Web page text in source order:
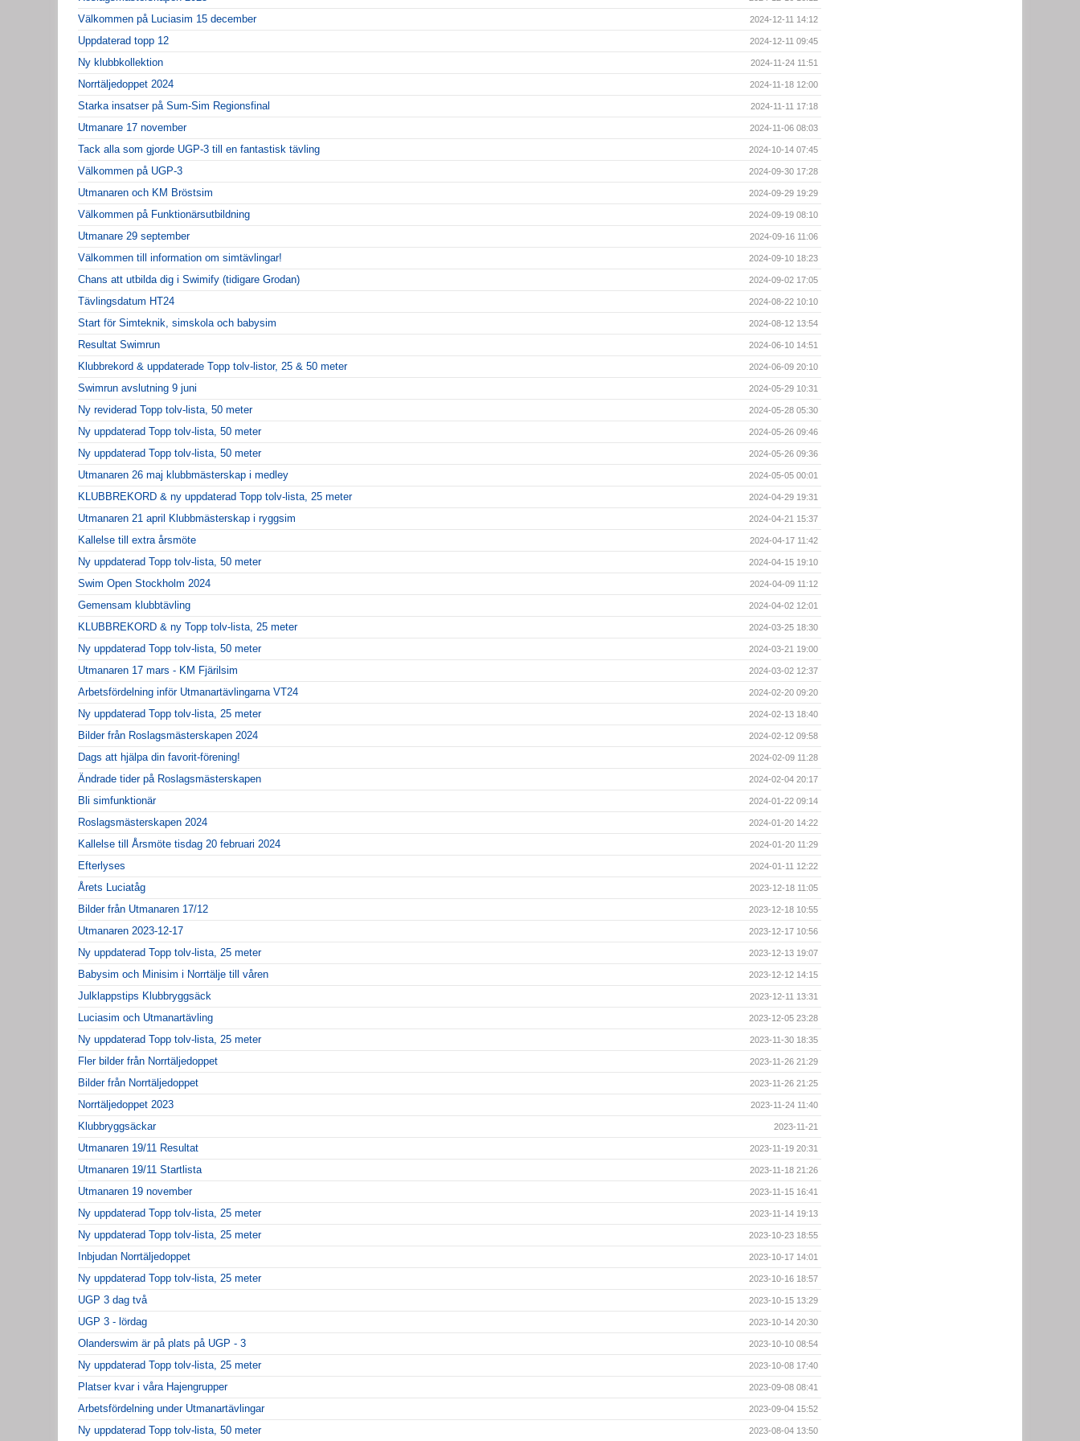
Välkommen på Luciasim 15 december 2024-12-11 14:12
Uppdaterad topp 12 2024-12-11 09:45
Ny klubbkollektion 2024-11-24 11:51
Norrtäljedoppet 2024 2024-11-18 12:00
Starka insatser på Sum-Sim Regionsfinal 2024-11-11 17:18
Utmanare 17 november 2024-11-06 08:03
Tack alla som gjorde UGP-3 till en fantastisk tävling 2024-10-14 07:45
Välkommen på UGP-3 2024-09-30 17:28
Utmanaren och KM Bröstsim 2024-09-29 19:29
Välkommen på Funktionärsutbildning 2024-09-19 08:10
Utmanare 29 september 2024-09-16 11:06
Välkommen till information om simtävlingar! 2024-09-10 18:23
Chans att utbilda dig i Swimify (tidigare Grodan) 2024-09-02 17:05
Tävlingsdatum HT24 2024-08-22 10:10
Start för Simteknik, simskola och babysim 2024-08-12 13:54
Resultat Swimrun 2024-06-10 14:51
Klubbrekord & uppdaterade Topp tolv-listor, 25 & 50 meter 2024-06-09 20:10
Swimrun avslutning 9 juni 2024-05-29 10:31
Ny reviderad Topp tolv-lista, 50 meter 2024-05-28 05:30
Ny uppdaterad Topp tolv-lista, 50 meter 2024-05-26 09:46
Ny uppdaterad Topp tolv-lista, 50 meter 2024-05-26 09:36
Utmanaren 26 maj klubbmästerskap i medley 2024-05-05 00:01
KLUBBREKORD & ny uppdaterad Topp tolv-lista, 25 meter 2024-04-29 19:31
Utmanaren 21 april Klubbmästerskap i ryggsim 2024-04-21 15:37
Kallelse till extra årsmöte 2024-04-17 11:42
Ny uppdaterad Topp tolv-lista, 50 meter 2024-04-15 19:10
Swim Open Stockholm 2024 2024-04-09 11:12
Gemensam klubbtävling 2024-04-02 12:01
KLUBBREKORD & ny Topp tolv-lista, 25 meter 2024-03-25 18:30
Ny uppdaterad Topp tolv-lista, 50 meter 2024-03-21 19:00
Utmanaren 17 mars - KM Fjärilsim 2024-03-02 12:37
Arbetsfördelning inför Utmanartävlingarna VT24 2024-02-20 09:20
Ny uppdaterad Topp tolv-lista, 25 meter 2024-02-13 18:40
Bilder från Roslagsmästerskapen 2024 2024-02-12 09:58
Dags att hjälpa din favorit-förening! 2024-02-09 11:28
Ändrade tider på Roslagsmästerskapen 2024-02-04 20:17
Bli simfunktionär 2024-01-22 09:14
Roslagsmästerskapen 2024 2024-01-20 14:22
Kallelse till Årsmöte tisdag 20 februari 2024 2024-01-20 11:29
Efterlyses 2024-01-11 12:22
Årets Luciatåg 2023-12-18 11:05
Bilder från Utmanaren 17/12 2023-12-18 10:55
Utmanaren 2023-12-17 2023-12-17 10:56
Ny uppdaterad Topp tolv-lista, 25 meter 2023-12-13 19:07
Babysim och Minisim i Norrtälje till våren 2023-12-12 14:15
Julklappstips Klubbryggsäck 2023-12-11 13:31
Luciasim och Utmanartävling 2023-12-05 23:28
Ny uppdaterad Topp tolv-lista, 25 meter 2023-11-30 18:35
Fler bilder från Norrtäljedoppet 2023-11-26 21:29
Bilder från Norrtäljedoppet 2023-11-26 21:25
Norrtäljedoppet 2023 2023-11-24 11:40
Klubbryggsäckar 2023-11-21
Utmanaren 19/11 Resultat 2023-11-19 20:31
Utmanaren 19/11 Startlista 2023-11-18 21:26
Utmanaren 19 november 2023-11-15 16:41
Ny uppdaterad Topp tolv-lista, 25 meter 2023-11-14 19:13
Ny uppdaterad Topp tolv-lista, 25 meter 2023-10-23 18:55
Inbjudan Norrtäljedoppet 2023-10-17 14:01
Ny uppdaterad Topp tolv-lista, 25 meter 2023-10-16 18:57
UGP 3 dag två 2023-10-15 13:29
UGP 3 - lördag 2023-10-14 20:30
Olanderswim är på plats på UGP - 3 2023-10-10 08:54
Ny uppdaterad Topp tolv-lista, 25 meter 2023-10-08 17:40
Platser kvar i våra Hajengrupper 2023-09-08 08:41
Arbetsfördelning under Utmanartävlingar 2023-09-04 15:52
Ny uppdaterad Topp tolv-lista, 50 meter 2023-08-04 13:50